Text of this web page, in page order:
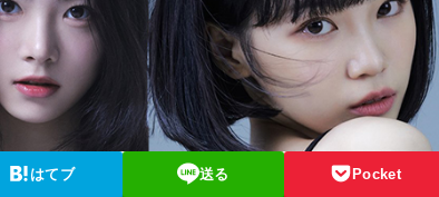
はてブ 送る Pocket